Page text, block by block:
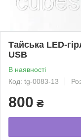
Тайська LED-
USB
В наявності
Код: tg-0083-13
800 ₴